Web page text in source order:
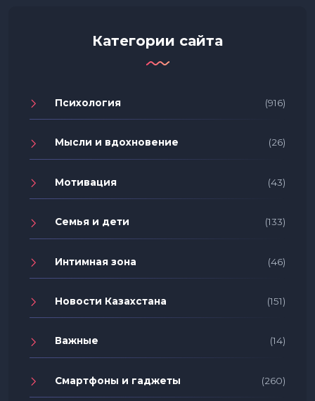
Категории сайта
Психология (916)
Мысли и вдохновение (26)
Мотивация (43)
Семья и дети (133)
Интимная зона (46)
Новости Казахстана (151)
Важные (14)
Смартфоны и гаджеты (260)